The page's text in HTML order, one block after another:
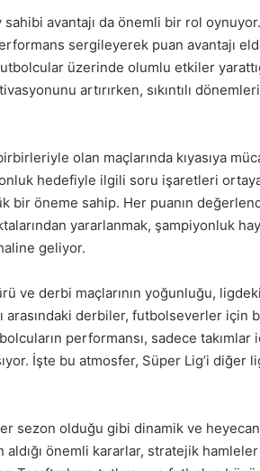
sahibi avantajı da önemli bir rol
sergileyerek puan avantajı
üzerinde olumlu etkiler
artırırken, sıkıntılı
olan maçlarında kıyasıya
hedefiyle ilgili soru işaretleri
bir öneme sahip. Her puanın
yararlanmak, şampiyonluk
geliyor.
ve derbi maçlarının yoğunluğu,
arasındaki derbiler, futbolseverler için
performansı, sadece takımlar
İşte bu atmosfer, Süper Lig’i diğer
sezon olduğu gibi dinamik ve
aldığı önemli kararlar, stratejik